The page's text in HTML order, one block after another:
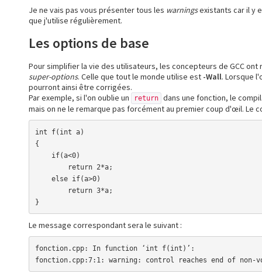
Je ne vais pas vous présenter tous les warningsexistants car il y
que j'utilise régulièrement.
Les options de base
Pour simplifier la vie des utilisateurs, les concepteurs de GCC
super-options. Celle que tout le monde utilise est -Wall. Lorsque
pourront ainsi être corrigées.
Par exemple, si l'on oublie un
return dans une fonction, le
mais on ne le remarque pas forcément au premier coup d'œil. Le
int f(int a)
{
}
Le message correspondant sera le suivant :
fonction.cpp: In function ‘int f(int)’:
fonction.cpp:7:1: warning: control reaches end of non-